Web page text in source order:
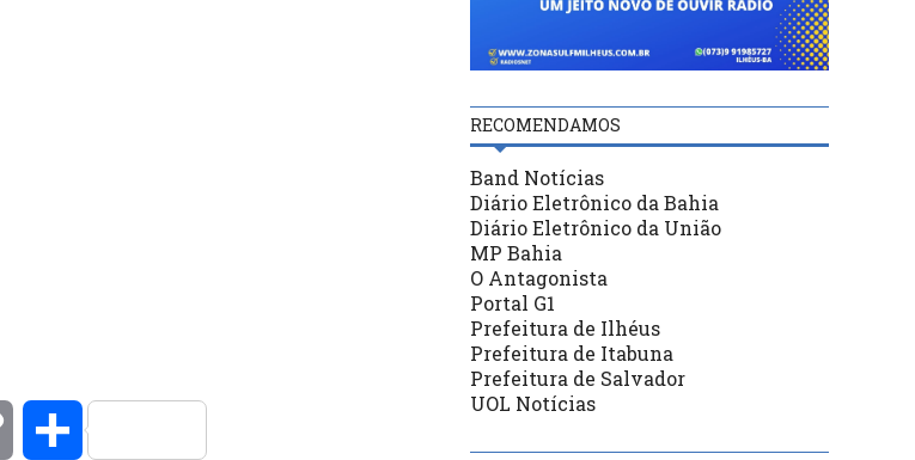
Copy Compartilhar
RECOMENDAMOS
Band Notícias
Diário Eletrônico da Bahia
Diário Eletrônico da União
MP Bahia
O Antagonista
Portal G1
Prefeitura de Ilhéus
Prefeitura de Itabuna
Prefeitura de Salvador
UOL Notícias